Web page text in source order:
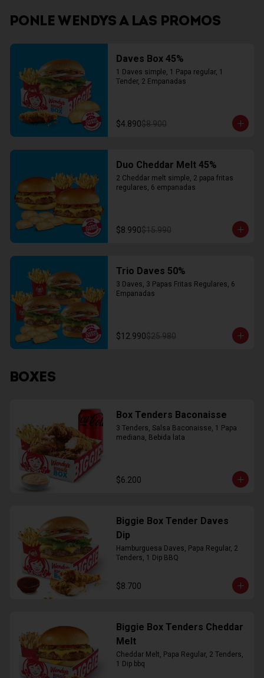
PONLE WENDYS A LAS PROMOS
Daves Box 45%
1 Daves simple, 1 Papa regular, 1
Tender, 2 Empanadas
$4.890$8.900
Duo Cheddar Melt 45%
2 Cheddar melt simple, 2 papa fritas
regulares, 6 empanadas
$8.990$15.990
Trio Daves 50%
3 Daves, 3 Papas Fritas Regulares, 6
Empanadas
$12.990$25.980
BOXES
Box Tenders Baconaisse
3 Tenders, Salsa Baconaisse, 1 Papa
mediana, Bebida lata
$6.200
Biggie Box Tender Daves
Dip
Hamburguesa Daves, Papa Regular, 2
Tenders, 1 Dip BBQ
$8.700
Biggie Box Tenders Cheddar
Melt
Cheddar Melt, Papa Regular, 2 Tenders,
1 Dip bbq